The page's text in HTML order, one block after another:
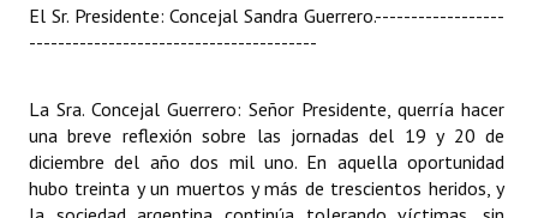
El Sr. Presidente: Concejal Sandra Guerrero.------------------
----------------------------------------
La Sra. Concejal Guerrero: Señor Presidente, querría hacer
una breve reflexión sobre las jornadas del 19 y 20 de
diciembre del año dos mil uno. En aquella oportunidad
hubo treinta y un muertos y más de trescientos heridos, y